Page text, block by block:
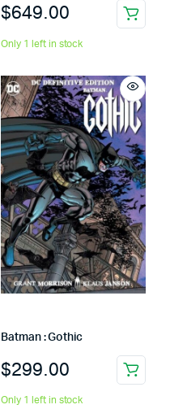
$649.00
Only 1 left in stock
Batman : Gothic
$299.00
Only 1 left in stock